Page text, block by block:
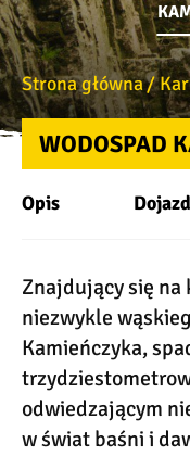
Strona główna
WODOSPAD
Opis Dojazd
Znajdujący się na
niezwykle
Kamieńczyka,
odwiedzającym
w świat baśni i